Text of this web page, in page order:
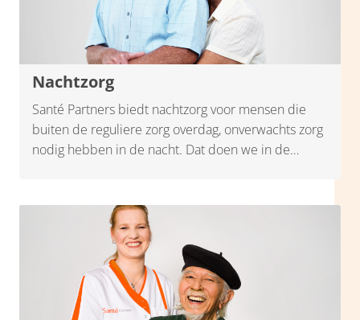
Nachtzorg
Santé Partners biedt nachtzorg voor mensen die
buiten de reguliere zorg overdag, onverwachts zorg
nodig hebben in de nacht. Dat doen we in de